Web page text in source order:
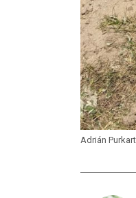
Adrián